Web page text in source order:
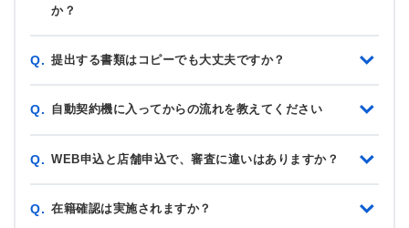
か？
Q. 提出する書類はコピーでも大丈夫ですか？
Q. 自動契約機に入ってからの流れを教えてください
Q. WEB申込と店舗申込で、審査に違いはありますか？
Q. 在籍確認は実施されますか？